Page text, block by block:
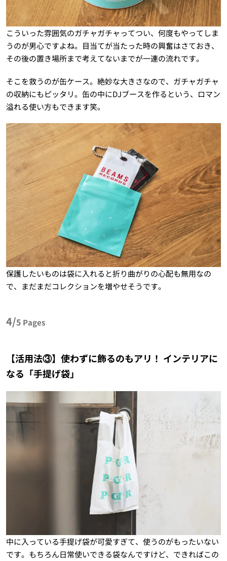
こういった雰囲気のガチャガチャってつい、何度もやってしま
うのが男心ですよね。目当てが当たった時の興奮はさておき、
その後の置き場所まで考えてないまでが一連の流れです。
そこを救うのが缶ケース。絶妙な大きさなので、ガチャガチャ
の収納にもピッタリ。缶の中にDJブースを作るという、ロマン
溢れる使い方もできます笑。
保護したいものは袋に入れると折り曲がりの心配も無用なの
で、まだまだコレクションを増やせそうです。
4/5 Pages
【活用法③】使わずに飾るのもアリ！ インテリアに
なる「手提げ袋」
中に入っている手提げ袋が可愛すぎて、使うのがもったいない
です。もちろん日常使いできる袋なんですけど、できればこの